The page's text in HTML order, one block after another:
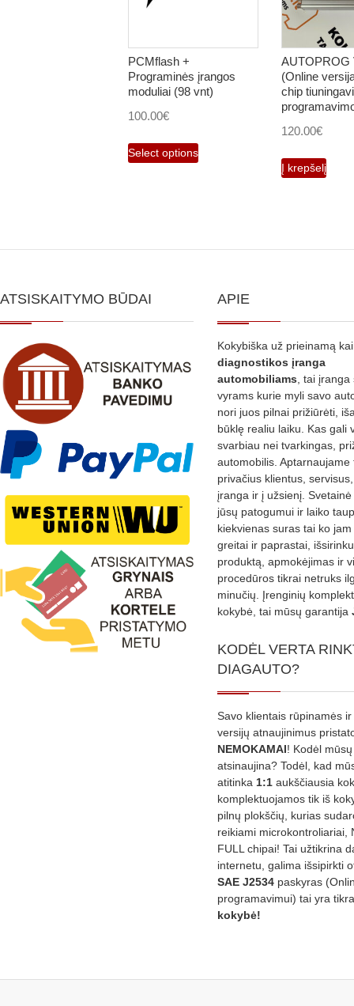
PCMflash +
Programinės įrangos
moduliai (98 vnt)
100.00€
Select options
AUTOPROG
(Online
chip
120.00€
Į krepšelį
ATSISKAITYMO BŪDAI APIE
Kokybiška už prieinamą
diagnostikos įranga
automobiliams , tai
vyrams kurie myli savo
nori juos pilnai prižiūrėti,
būklę realiu laiku. Kas gali
svarbiau nei tvarkingas,
automobilis. Aptarnaujame
privačius klientus,
įranga ir į užsienį.
jūsų patogumui ir laiko
kiekvienas suras tai ko
greitai ir paprastai,
produktą, apmokėjimas ir
procedūros tikrai netruks
minučių. Įrenginių
kokybė, tai mūsų garantija
KODĖL VERTA
DIAGAUTO?
Savo klientais rūpinamės
versijų atnaujinimus
NEMOKAMAI! Kodėl
atsinaujina? Todėl, kad
atitinka 1:1 aukščiausia
komplektuojamos tik iš
pilnų plokščių, kurias
reikiami microkontroliariai,
FULL chipai! Tai užtikrina
internetu, galima išsipirkti
SAE J2534 paskyras
programavimui) tai yra
kokybė!